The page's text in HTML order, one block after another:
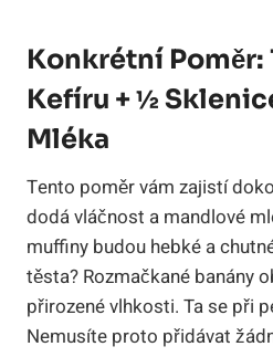
Konkrétní Poměr:
Kefíru + ½
Mléka
Tento poměr vám zajistí
dodá vláčnost a mandlové
muffiny budou hebké a
těsta? Rozmačkané banány
přirozené vlhkosti. Ta se při
Nemusíte proto přidávat